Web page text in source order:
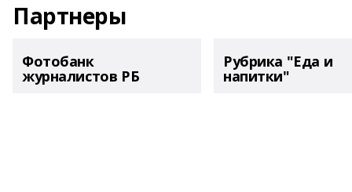
Партнеры
Фотобанк
журналистов РБ
Рубрика "Еда и
напитки"